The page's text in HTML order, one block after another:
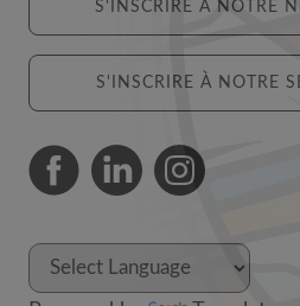
S'INSCRIRE À NOTRE
S'INSCRIRE À NOTRE